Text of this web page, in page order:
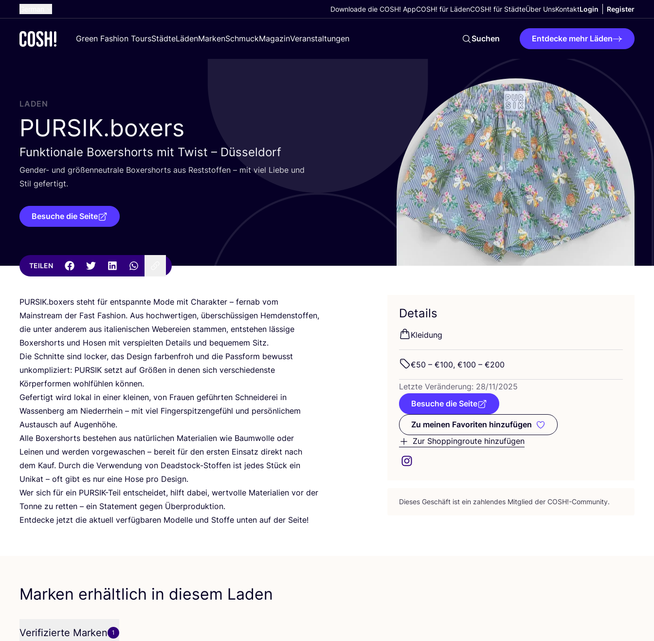
Dutch
Croatian
Downloade die COSH! AppCOSH! für LädenCOSH! für StädteÜber UnsKontaktLogin Register
Green Fashion ToursStädteLädenMarkenSchmuckMagazinVeranstaltungen Suchen Entdecke mehr Läden
LADEN
PURSIK.boxers
Funktionale Boxershorts mit Twist – Düsseldorf
Gen­der- und grö­ßen­neu­tra­le Boxer­shorts aus Rest­stof­fen – mit viel Lie­be und
Stil gefertigt.
Besuche die Seite
TEILEN
PURSIK.boxers steht für ent­spann­te Mode mit Cha­rak­ter – fern­ab vom
Main­stream der Fast Fashion. Aus hoch­wer­ti­gen, über­schüs­si­gen Hem­den­stof­fen,
die unter ande­rem aus ita­lie­ni­schen Webe­rei­en stam­men, ent­ste­hen läs­si­ge
Boxer­shorts und Hosen mit ver­spiel­ten Details und beque­mem Sitz.
Die Schnit­te sind locker, das Design far­ben­froh und die Pass­form bewusst
unkom­pli­ziert: PUR­SIK setzt auf Grö­ßen in denen sich ver­schie­dens­te
Kör­per­for­men wohl­füh­len können.
Gefer­tigt wird lokal in einer klei­nen, von Frau­en geführ­ten Schnei­de­rei in
Was­sen­berg am Nie­der­rhein – mit viel Fin­ger­spit­zen­ge­fühl und per­sön­li­chem
Aus­tausch auf Augenhöhe.
Alle Boxer­shorts bestehen aus natür­li­chen Mate­ria­li­en wie Baum­wol­le oder
Lei­nen und wer­den vor­ge­wa­schen – bereit für den ers­ten Ein­satz direkt nach
dem Kauf. Durch die Ver­wen­dung von Dead­stock-Stof­fen ist jedes Stück ein
Uni­kat – oft gibt es nur eine Hose pro Design.
Wer sich für ein PUR­SIK-Teil ent­schei­det, hilft dabei, wert­vol­le Mate­ria­li­en vor der
Ton­ne zu ret­ten – ein State­ment gegen Überproduktion.
Ent­de­cke jetzt die aktu­ell ver­füg­ba­ren Model­le und Stof­fe unten auf der Seite!
Details
Klei­dung
€50 – €100, €100 – €200
Letz­te Ver­än­de­rung: 28/11/2025
Besuche die Seite
Zu meinen Favoriten hinzufügen
Zu meinen Favoriten hinzufügen
Zur Shoppingroute hinzufügen
Die­ses Geschäft ist ein zah­len­des Mit­glied der COSH!-Community.
Marken erhältlich in diesem Laden
Verifizierte Marken 1